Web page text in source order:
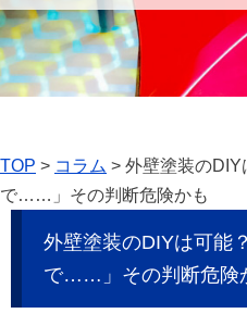
TOP > コラム > 外壁塗装のDIY
で……」その判断危険かも
外壁塗装のDIYは可能
で……」その判断危険